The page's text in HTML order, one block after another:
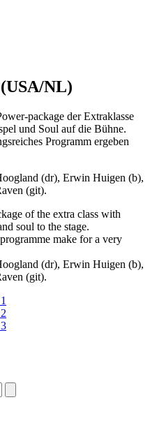
NL)
package der Extraklasse
und Soul auf die Bühne.
Programm ergeben
(dr), Erwin Huigen (b),
(git).
of the extra class with
soul to the stage.
make for a very
(dr), Erwin Huigen (b),
(git).